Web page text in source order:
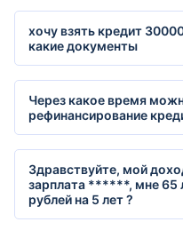
хочу взять кредит
какие документы
Через какое время
рефинансирование
Здравствуйте, мой
зарплата ******, мне 65
рублей на 5 лет ?